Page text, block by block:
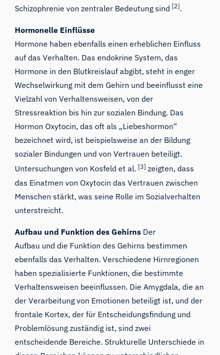
Schizophrenie von zentraler Bedeutung sind [2].
Hormonelle Einflüsse
Hormone haben ebenfalls einen erheblichen Einfluss
auf das Verhalten. Das endokrine System, das
Hormone in den Blutkreislauf abgibt, steht in enger
Wechselwirkung mit dem Gehirn und beeinflusst eine
Vielzahl von Verhaltensweisen, von der
Stressreaktion bis hin zur sozialen Bindung. Das
Hormon Oxytocin, das oft als „Liebeshormon“
bezeichnet wird, ist beispielsweise an der Bildung
sozialer Bindungen und von Vertrauen beteiligt.
Untersuchungen von Kosfeld et al. [3] zeigten, dass
das Einatmen von Oxytocin das Vertrauen zwischen
Menschen stärkt, was seine Rolle im Sozialverhalten
unterstreicht.
Aufbau und Funktion des Gehirns Der
Aufbau und die Funktion des Gehirns bestimmen
ebenfalls das Verhalten. Verschiedene Hirnregionen
haben spezialisierte Funktionen, die bestimmte
Verhaltensweisen beeinflussen. Die Amygdala, die an
der Verarbeitung von Emotionen beteiligt ist, und der
frontale Kortex, der für Entscheidungsfindung und
Problemlösung zuständig ist, sind zwei
entscheidende Bereiche. Strukturelle Unterschiede in